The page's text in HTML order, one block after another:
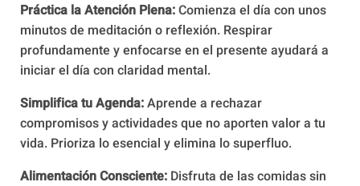
Práctica la Atención Plena:Comienza el día con unos
minutos de meditación o reflexión. Respirar
profundamente y enfocarse en el presente ayudará a
iniciar el día con claridad mental.
Simplifica tu Agenda:Aprende a rechazar
compromisos y actividades que no aporten valor a tu
vida. Prioriza lo esencial y elimina lo superfluo.
Alimentación Consciente: Disfruta de las comidas sin